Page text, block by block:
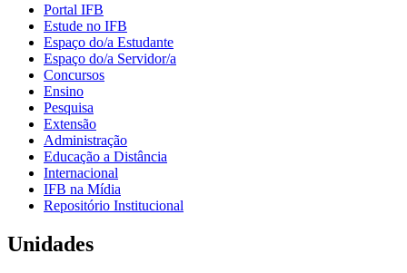
Portal IFB
Estude no IFB
Espaço do/a Estudante
Espaço do/a Servidor/a
Concursos
Ensino
Pesquisa
Extensão
Administração
Educação a Distância
Internacional
IFB na Mídia
Repositório Institucional
Unidades